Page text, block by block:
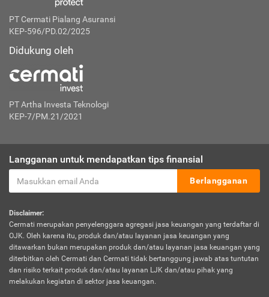
PT Cermati Pialang Asuransi
KEP-596/PD.02/2025
Didukung oleh
PT Artha Investa Teknologi
KEP-7/PM.21/2021
Langganan untuk mendapatkan tips finansial
Berlangganan
Disclaimer:
Cermati merupakan penyelenggara agregasi jasa keuangan yang terdaftar di
OJK. Oleh karena itu, produk dan/atau layanan jasa keuangan yang
ditawarkan bukan merupakan produk dan/atau layanan jasa keuangan yang
diterbitkan oleh Cermati dan Cermati tidak bertanggung jawab atas tuntutan
dan risiko terkait produk dan/atau layanan LJK dan/atau pihak yang
melakukan kegiatan di sektor jasa keuangan.